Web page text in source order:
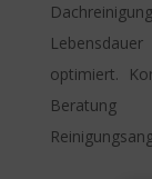
optimiert.